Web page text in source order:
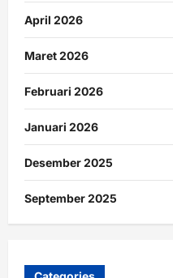
April 2026
Maret 2026
Februari 2026
Januari 2026
Desember 2025
September 2025